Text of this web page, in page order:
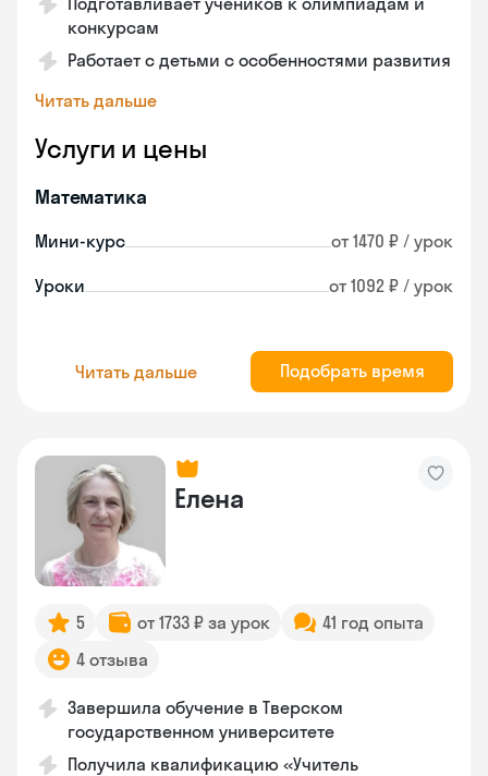
конкурсам
Работает с детьми с особенностями развития
Читать дальше
Услуги и цены
Математика
Мини-курс от 1470 ₽ / урок
Уроки от 1092 ₽ / урок
Читать дальше Подобрать время
Елена
5 от 1733 ₽ за урок
41 год опыта
4 отзыва
Завершила обучение в Тверском
государственном университете
Получила квалификацию «Учитель